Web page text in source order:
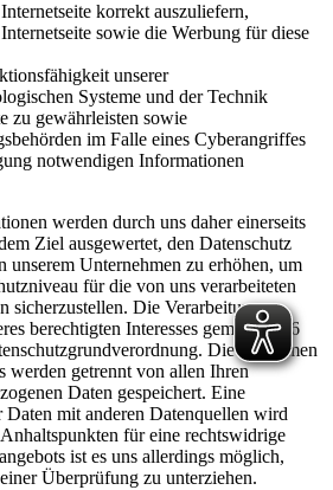
korrekt auszuliefern,
sowie die Werbung für diese
unserer
Systeme und der Technik
zu gewährleisten sowie
im Falle eines Cyberangriffes
notwendigen Informationen
werden durch uns daher einerseits
Ziel ausgewertet, den Datenschutz
unserem Unternehmen zu erhöhen, um
für die von uns verarbeiteten
sicherzustellen. Die Verarbeitungen
berechtigten Interesses gemäß Art. 6
. Die anonymen
werden getrennt von allen Ihren
Daten gespeichert. Eine
Daten mit anderen Datenquellen wird
für eine rechtswidrige
ist es uns allerdings möglich,
Überprüfung zu unterziehen.